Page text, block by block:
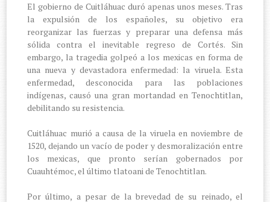
El gobierno de Cuitláhuac duró apenas unos meses. Tras
la expulsión de los españoles, su objetivo era
reorganizar las fuerzas y preparar una defensa más
sólida contra el inevitable regreso de Cortés. Sin
embargo, la tragedia golpeó a los mexicas en forma de
una nueva y devastadora enfermedad: la viruela. Esta
enfermedad, desconocida para las poblaciones
indígenas, causó una gran mortandad en Tenochtitlan,
debilitando su resistencia.
Cuitláhuac murió a causa de la viruela en noviembre de
1520, dejando un vacío de poder y desmoralización entre
los mexicas, que pronto serían gobernados por
Cuauhtémoc, el último tlatoani de Tenochtitlan.
Por último, a pesar de la brevedad de su reinado, el